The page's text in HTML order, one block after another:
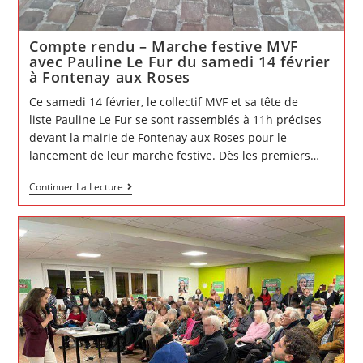
Compte rendu – Marche festive MVF
avec Pauline Le Fur du samedi 14 février
à Fontenay aux Roses
Ce samedi 14 février, le collectif MVF et sa tête de
liste Pauline Le Fur se sont rassemblés à 11h précises
devant la mairie de Fontenay aux Roses pour le
lancement de leur marche festive. Dès les premiers…
Continuer La Lecture Compte
rendu
–
Marche
festive
MVF
Pauline
Le
Fur
du
samedi
14
février
à
Fontenay